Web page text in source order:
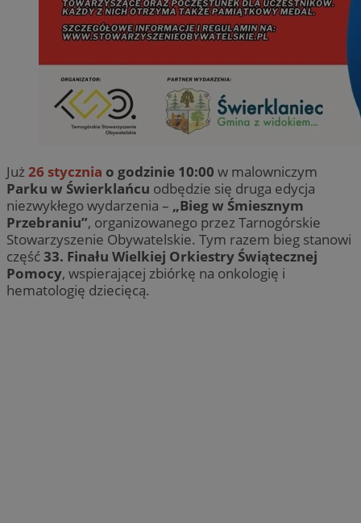
Już26 stycznia o godzinie 10:00 w malowniczym
Parku w Świerklańcu odbędzie się druga edycja
niezwykłego wydarzenia – „Bieg w Śmiesznym
Przebraniu”, organizowanego przez Tarnogórskie
Stowarzyszenie Obywatelskie. Tym razem bieg stanowi
część33. Finału Wielkiej Orkiestry Świątecznej
Pomocy, wspierającej zbiórkę na onkologię i
hematologię dziecięcą.